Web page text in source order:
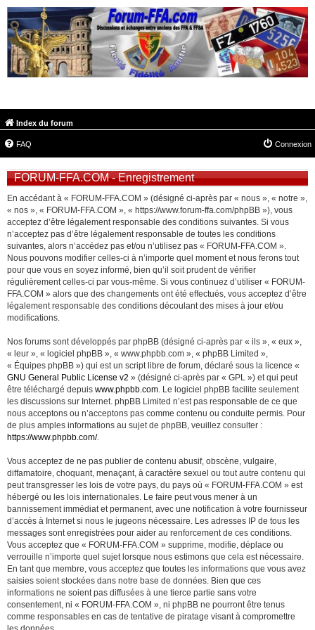
Index du forum
FAQ Connexion
FORUM-FFA.COM - Enregistrement
En accédant à « FORUM-FFA.COM » (désigné ci-après par « nous », « notre »,
« nos », « FORUM-FFA.COM », « https://www.forum-ffa.com/phpBB »), vous
acceptez d’être légalement responsable des conditions suivantes. Si vous
n’acceptez pas d’être légalement responsable de toutes les conditions
suivantes, alors n’accédez pas et/ou n’utilisez pas « FORUM-FFA.COM ».
Nous pouvons modifier celles-ci à n’importe quel moment et nous ferons tout
pour que vous en soyez informé, bien qu’il soit prudent de vérifier
régulièrement celles-ci par vous-même. Si vous continuez d’utiliser « FORUM-
FFA.COM » alors que des changements ont été effectués, vous acceptez d’être
légalement responsable des conditions découlant des mises à jour et/ou
modifications.
Nos forums sont développés par phpBB (désigné ci-après par « ils », « eux »,
« leur », « logiciel phpBB », « www.phpbb.com », « phpBB Limited »,
« Équipes phpBB ») qui est un script libre de forum, déclaré sous la licence «
GNU General Public License v2 » (désigné ci-après par « GPL ») et qui peut
être téléchargé depuis www.phpbb.com . Le logiciel phpBB facilite seulement
les discussions sur Internet. phpBB Limited n’est pas responsable de ce que
nous acceptons ou n’acceptons pas comme contenu ou conduite permis. Pour
de plus amples informations au sujet de phpBB, veuillez consulter :
https://www.phpbb.com/.
Vous acceptez de ne pas publier de contenu abusif, obscène, vulgaire,
diffamatoire, choquant, menaçant, à caractère sexuel ou tout autre contenu qui
peut transgresser les lois de votre pays, du pays où « FORUM-FFA.COM » est
hébergé ou les lois internationales. Le faire peut vous mener à un
bannissement immédiat et permanent, avec une notification à votre fournisseur
d’accès à Internet si nous le jugeons nécessaire. Les adresses IP de tous les
messages sont enregistrées pour aider au renforcement de ces conditions.
Vous acceptez que « FORUM-FFA.COM » supprime, modifie, déplace ou
verrouille n’importe quel sujet lorsque nous estimons que cela est nécessaire.
En tant que membre, vous acceptez que toutes les informations que vous avez
saisies soient stockées dans notre base de données. Bien que ces
informations ne soient pas diffusées à une tierce partie sans votre
consentement, ni « FORUM-FFA.COM », ni phpBB ne pourront être tenus
comme responsables en cas de tentative de piratage visant à compromettre